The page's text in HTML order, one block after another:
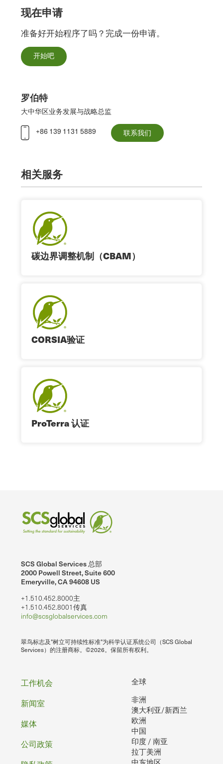
现在申请
准备好开始程序了吗？完成一份申请。
开始吧
罗伯特
大中华区业务发展与战略总监
+86 139 1131 5889 联系我们
相关服务
碳边界调整机制（CBAM）
CORSIA验证
ProTerra 认证
SCS Global Services 总部
2000 Powell Street, Suite 600
Emeryville, CA 94608 US
+1.510.452.8000主
+1.510.452.8001传真
info@scsglobalservices.com
翠鸟标志及"树立可持续性标准"为科学认证系统公司（SCS Global
Services）的注册商标。©2026。保留所有权利。
全球
非洲
澳大利亚/新西兰
欧洲
中国
印度 / 南亚
拉丁美洲
页
脚
工作机会
新闻室
媒体
公司政策